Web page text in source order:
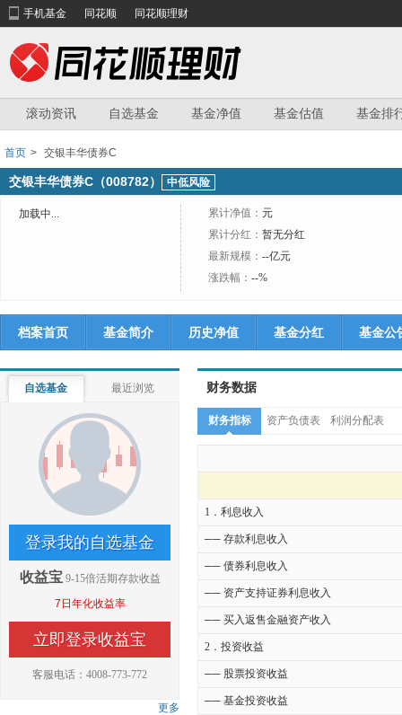
手机基金 同花顺 同花顺理财
滚动资讯 自选基金 基金净值 基金估值 基金排
首页 > 交银丰华债券C
交银丰华债券C（008782） 中低风险
加载中... 累计净值： 元
累计分红： 暂无分红
最新规模： --亿元
涨跌幅： --%
档案首页 基金简介 历史净值 基金分红 基金公
财务数据
财务指标 资产负债表 利润分配表
1．利息收入
── 存款利息收入
── 债券利息收入
── 资产支持证券利息收入
── 买入返售金融资产收入
2．投资收益
── 股票投资收益
── 基金投资收益
自选基金 最近浏览
登录我的自选基金
收益宝 9-15倍活期存款收益
7日年化收益率
立即登录收益宝
客服电话：4008-773-772
更多